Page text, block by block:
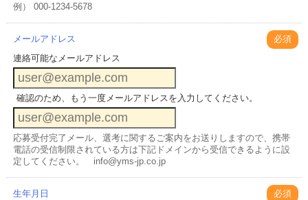
例） 000-1234-5678
メールアドレス
必須
連絡可能なメールアドレス
確認のため、もう一度メールアドレスを入力してください。
応募受付完了メール、選考に関するご案内をお送りしますので、携帯
電話の受信制限されている方は下記ドメインから受信できるように設
定してください。 info@yms-jp.co.jp
生年月日 必須